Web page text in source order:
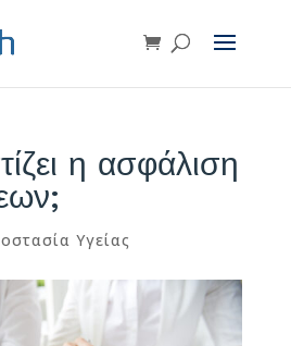
η ασφάλιση
Υγείας